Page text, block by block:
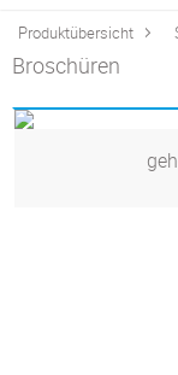
Produktübersicht
Broschüren